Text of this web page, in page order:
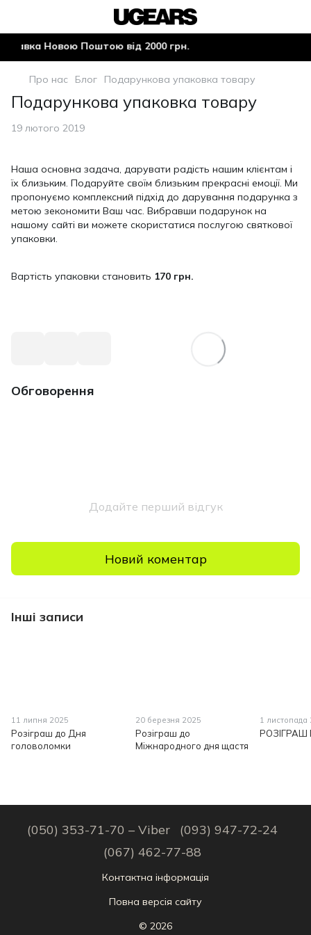
Новою Поштою від 2000 грн.
Про нас Блог Подарункова упаковка товару
Подарункова упаковка товару
19 лютого 2019
Наша основна задача, дарувати радість нашим клієнтам і
їх близьким. Подаруйте своїм близьким прекрасні емоції. Ми
пропонуємо комплексний підхід до дарування подарунка з
метою зекономити Ваш час. Вибравши подарунок на
нашому сайті ви можете скористатися послугою святкової
упаковки.
Вартість упаковки становить 170 грн.
Обговорення
Додайте перший відгук
Новий коментар
Інші записи
11 липня 2025
Розіграш до Дня
головоломки
20 березня 2025
Розіграш до
Міжнародного дня щастя
1 листопада
РОЗІГРАШ
(050) 353-71-70 – Viber
(093) 947-72-24
(067) 462-77-88
Контактна інформація
Повна версія сайту
© 2026